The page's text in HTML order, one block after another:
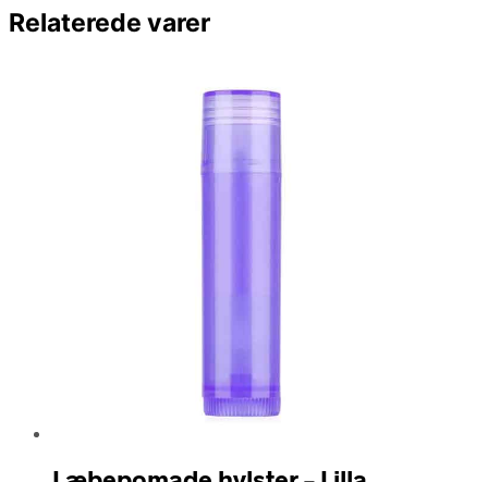
Relaterede varer